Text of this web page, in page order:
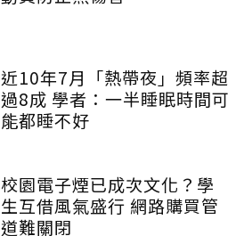
近10年7月「熱帶夜」頻率超
過8成 學者：一半睡眠時間可
能都睡不好
校園電子煙已成次文化？學
生互借風氣盛行 網路購買管
道難關閉